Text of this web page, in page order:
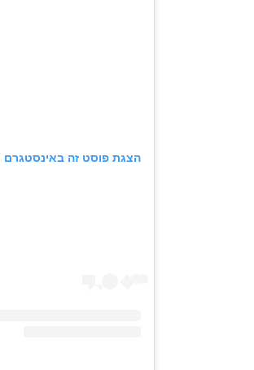
הצגת פוסט זה באינסטגרם